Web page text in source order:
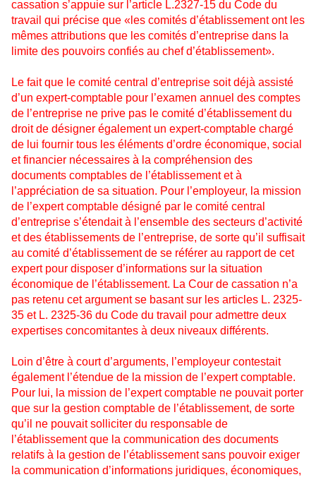
cassation s’appuie sur l’article L.2327-15 du Code du
travail qui précise que «les comités d’établissement ont les
mêmes attributions que les comités d’entreprise dans la
limite des pouvoirs confiés au chef d’établissement».
Le fait que le comité central d’entreprise soit déjà assisté
d’un expert-comptable pour l’examen annuel des comptes
de l’entreprise ne prive pas le comité d’établissement du
droit de désigner également un expert-comptable chargé
de lui fournir tous les éléments d’ordre économique, social
et financier nécessaires à la compréhension des
documents comptables de l’établissement et à
l’appréciation de sa situation. Pour l’employeur, la mission
de l’expert comptable désigné par le comité central
d’entreprise s’étendait à l’ensemble des secteurs d’activité
et des établissements de l’entreprise, de sorte qu’il suffisait
au comité d’établissement de se référer au rapport de cet
expert pour disposer d’informations sur la situation
économique de l’établissement. La Cour de cassation n’a
pas retenu cet argument se basant sur les articles L. 2325-
35 et L. 2325-36 du Code du travail pour admettre deux
expertises concomitantes à deux niveaux différents.
Loin d’être à court d’arguments, l’employeur contestait
également l’étendue de la mission de l’expert comptable.
Pour lui, la mission de l’expert comptable ne pouvait porter
que sur la gestion comptable de l’établissement, de sorte
qu’il ne pouvait solliciter du responsable de
l’établissement que la communication des documents
relatifs à la gestion de l’établissement sans pouvoir exiger
la communication d’informations juridiques, économiques,